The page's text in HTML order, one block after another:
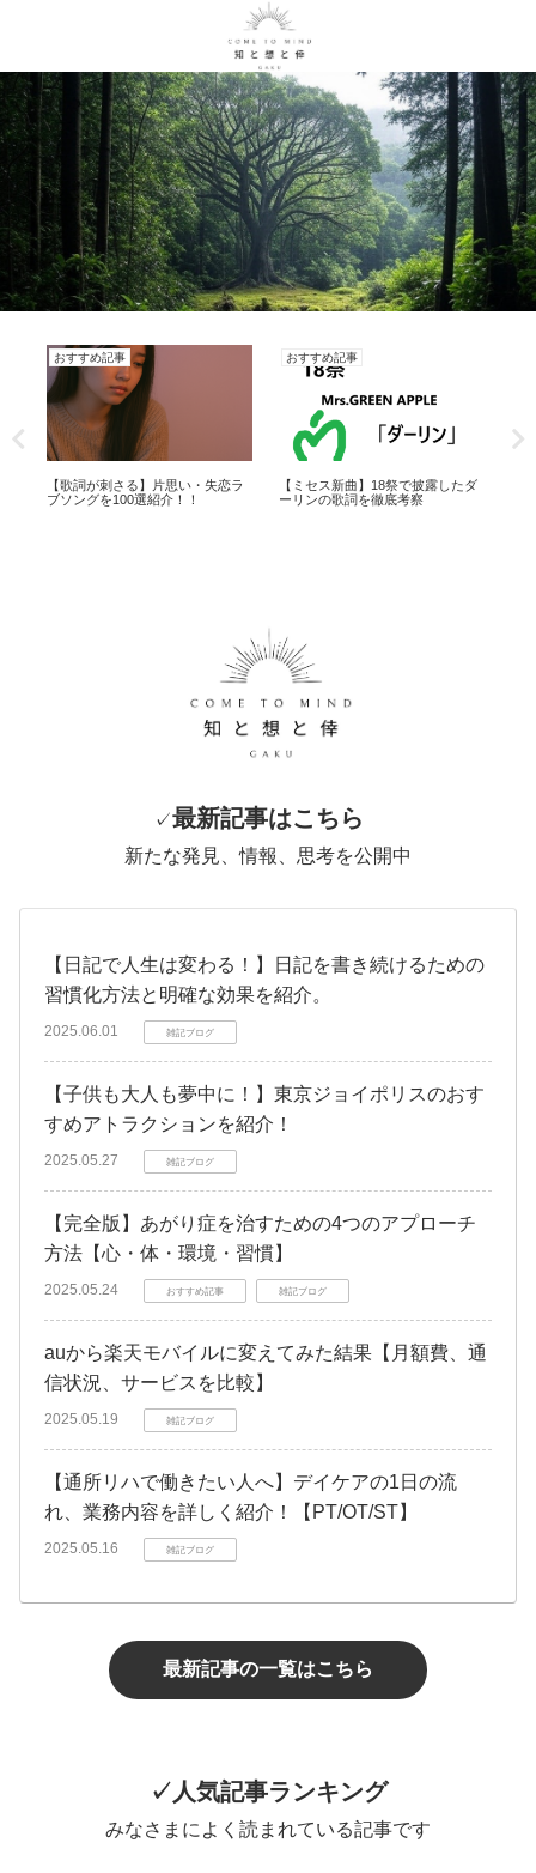
おすすめ記事
【歌詞が刺さる】片思い・失恋ラ
ブソングを100選紹介！！
おすすめ記事
【ミセス新曲】18祭で披露したダ
ーリンの歌詞を徹底考察
✓最新記事はこちら
新たな発見、情報、思考を公開中
【日記で人生は変わる！】日記を書き続けるための
習慣化方法と明確な効果を紹介。
2025.06.01 雑記ブログ
【子供も大人も夢中に！】東京ジョイポリスのおす
すめアトラクションを紹介！
2025.05.27 雑記ブログ
【完全版】あがり症を治すための4つのアプローチ
方法【心・体・環境・習慣】
2025.05.24 おすすめ記事 雑記ブログ
auから楽天モバイルに変えてみた結果【月額費、通
信状況、サービスを比較】
2025.05.19 雑記ブログ
【通所リハで働きたい人へ】デイケアの1日の流
れ、業務内容を詳しく紹介！【PT/OT/ST】
2025.05.16 雑記ブログ
最新記事の一覧はこちら
✓人気記事ランキング
みなさまによく読まれている記事です